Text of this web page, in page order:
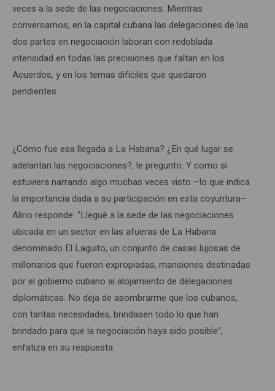
veces a la sede de las negociaciones. Mientras
conversamos, en la capital cubana las delegaciones de las
dos partes en negociación laboran con redoblada
intensidad en todas las precisiones que faltan en los
Acuerdos, y en los temas difíciles que quedaron
pendientes.
¿Cómo fue esa llegada a La Habana? ¿En qué lugar se
adelantan las negociaciones?, le pregunto. Y como si
estuviera narrando algo muchas veces visto –lo que indica
la importancia dada a su participación en esta coyuntura–
Alirio responde: “Llegué a la sede de las negociaciones
ubicada en un sector en las afueras de La Habana
denominado El Laguito, un conjunto de casas lujosas de
millonarios que fueron expropiadas, mansiones destinadas
por el gobierno cubano al alojamiento de delegaciones
diplomáticas. No deja de asombrarme que los cubanos,
con tantas necesidades, brindasen todo lo que han
brindado para que la negociación haya sido posible”,
enfatiza en su respuesta.